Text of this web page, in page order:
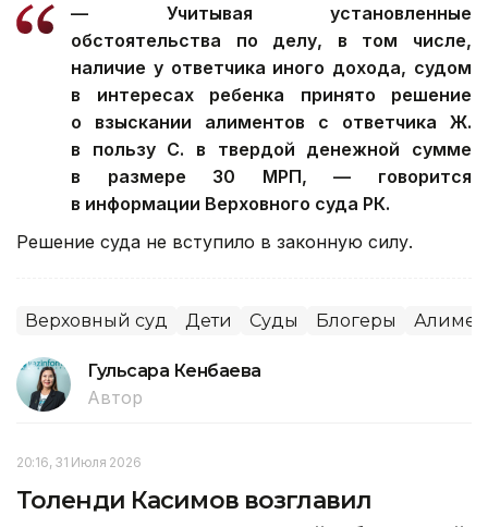
— Учитывая установленные
обстоятельства по делу, в том числе,
наличие у ответчика иного дохода, судом
в интересах ребенка принято решение
о взыскании алиментов с ответчика Ж.
в пользу С. в твердой денежной сумме
в размере 30 МРП, — говорится
в информации Верховного суда РК.
Решение суда не вступило в законную силу.
Верховный суд Дети Суды Блогеры
Гульсара Кенбаева
Автор
20:16, 31 Июля 2026
Толенди Касимов возглавил